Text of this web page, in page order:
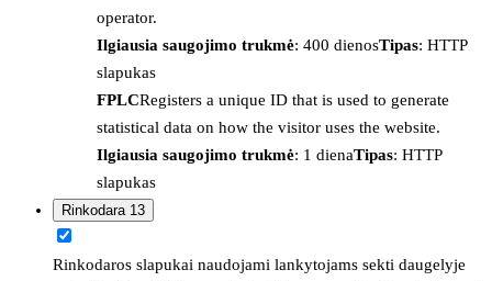
operator.
Ilgiausia saugojimo trukmė: 400 dienosTipas: HTTP
slapukas
FPLCRegisters a unique ID that is used to generate
statistical data on how the visitor uses the website.
Ilgiausia saugojimo trukmė: 1 dienaTipas: HTTP
slapukas
Rinkodara 13
Rinkodaros slapukai naudojami lankytojams sekti daugelyje